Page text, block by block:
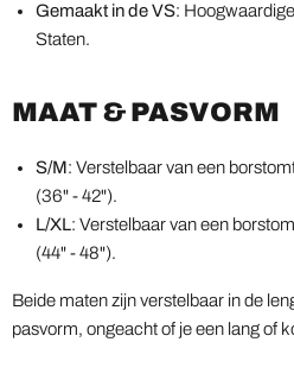
Gemaakt in de VS:
Staten.
MAAT & PASVORM
S/M: Verstelbaar van een
(36" - 42").
L/XL: Verstelbaar van een
(44" - 48").
Beide maten zijn verstelbaar in de
pasvorm, ongeacht of je een lang of